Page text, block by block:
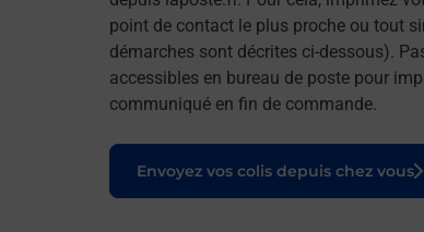
point de contact le plus proche ou tout
démarches sont décrites ci-dessous).
accessibles en bureau de poste pour
communiqué en fin de commande.
Envoyez vos colis depuis chez vous
Le lien s'ouvre dans un nouvel onglet